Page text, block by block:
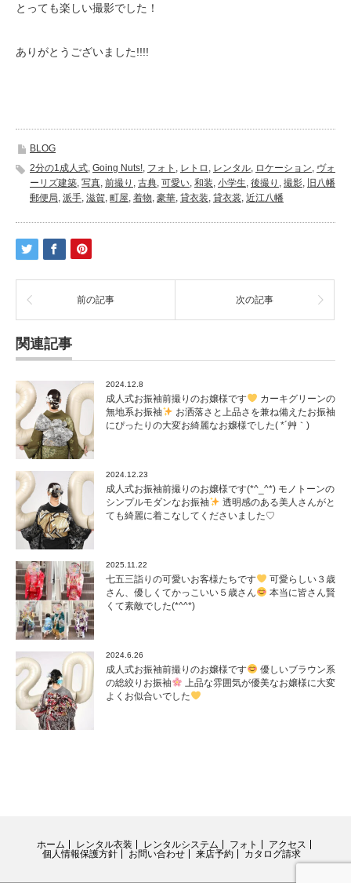
とっても楽しい撮影でした！
ありがとうございました!!!!
BLOG
2分の1成人式, Going Nuts!, フォト , レトロ , レンタル, ロケーション, ヴォ
ーリズ建築, 写真, 前撮り , 古典, 可愛い, 和装, 小学生, 後撮り , 撮影, 旧八幡
郵便局, 派手, 滋賀, 町屋, 着物, 豪華, 貸衣装, 貸衣裳, 近江八幡
前の記事 次の記事
関連記事
2024.12.8
成人式お振袖前撮りのお嬢様です
カーキグリーンの
無地系お振袖
お洒落さと上品さを兼ね備えたお振袖
にぴったりの大変お綺麗なお嬢様でした( *´艸｀)
2024.12.23
成人式お振袖前撮りのお嬢様です(*^_^*) モノトーンの
シンプルモダンなお振袖
透明感のある美人さんがと
ても綺麗に着こなしてくださいました♡
2025.11.22
七五三詣りの可愛いお客様たちです
可愛らしい３歳
さん、優しくてかっこいい５歳さん
本当に皆さん賢
くて素敵でした(*^^*)
2024.6.26
成人式お振袖前撮りのお嬢様です
優しいブラウン系
の総絞りお振袖
上品な雰囲気が優美なお嬢様に大変
よくお似合いでした
ホーム レンタル衣装 レンタルシステム フォト
アクセス
個人情報保護方針
お問い合わせ 来店予約 カタログ請求